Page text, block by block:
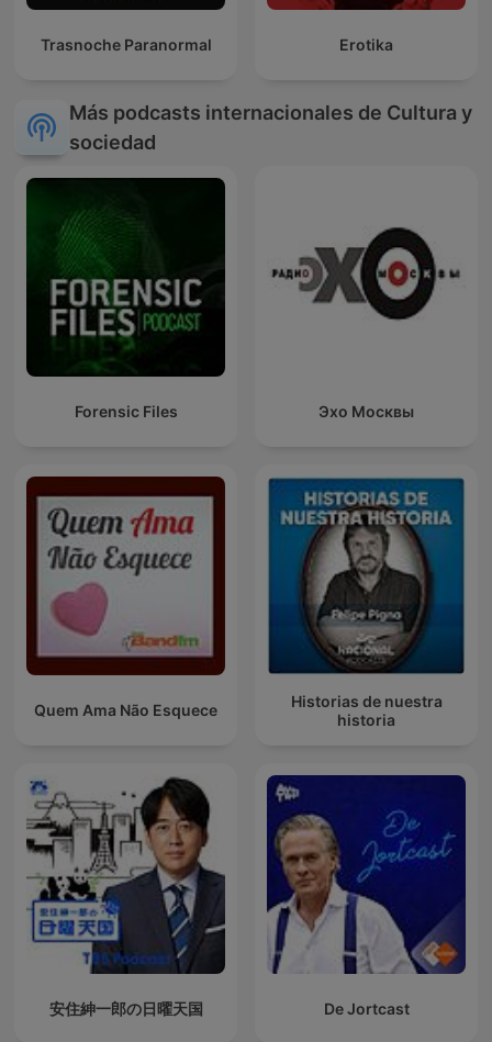
Trasnoche Paranormal Erotika
Más podcasts internacionales de Cultura y
sociedad
Forensic Files Эхо Москвы
Quem Ama Não Esquece
Historias de nuestra
historia
安住紳一郎の日曜天国 De Jortcast